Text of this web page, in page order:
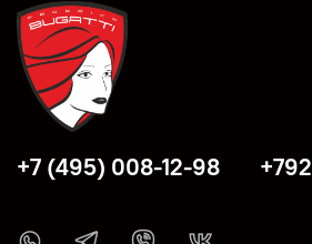
+7 (495) 008-12-98